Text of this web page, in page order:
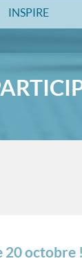
INSPIRE
20 octobre !